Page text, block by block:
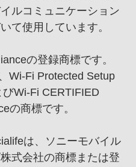
ルコミュニケーション
て使用しています。
の登録商標です。
Wi-Fi Protected Setup
Wi-Fi CERTIFIED
の商標です。
は、
ソニーモバイル
式会社の商標または登